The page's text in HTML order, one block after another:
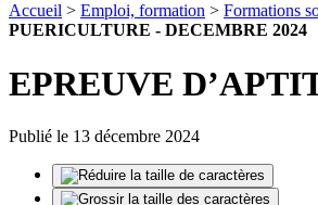
Accueil > Emploi, formation > Formations
PUERICULTURE - DECEMBRE 2024
EPREUVE
Publié le 13 décembre 2024